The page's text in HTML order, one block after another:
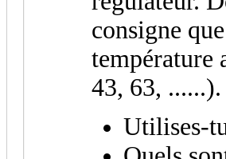
consigne
température
43, 63, ......).
Utilises-